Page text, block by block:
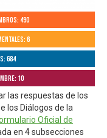
490
6
684
10
las respuestas de los
los Diálogos de la
Oficial de
en 4 subsecciones